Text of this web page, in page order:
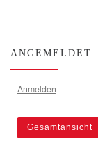
ANGEMELDET
Anmelden
Gesamtansicht